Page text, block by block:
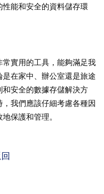
能和安全的資料儲存環
實用的工具，能夠滿足我
在家中、辦公室還是旅途
安全的數據存儲解決方
我們應該仔細考慮各種因
保護和管理。